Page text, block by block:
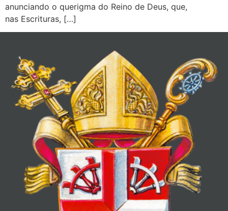
anunciando o querigma do Reino de Deus, que,
nas Escrituras, […]